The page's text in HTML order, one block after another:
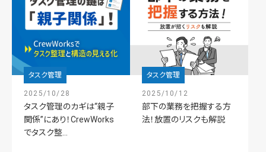
タスク管理
2025/10/28
タスク管理のカギは“親子
関係”にあり！CrewWorks
でタスク整...
タスク管理
2025/10/12
部下の業務を把握する方
法！放置のリスクも解説